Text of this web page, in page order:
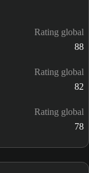
Rating global
88
Rating global
82
Rating global
78